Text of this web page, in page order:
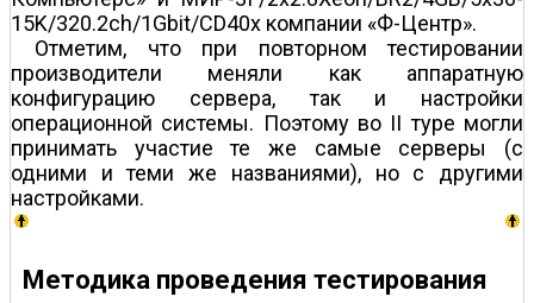
15K/320.2ch/1Gbit/CD40x компании «Ф-Центр».
Отметим, что при повторном тестировании
производители меняли как аппаратную
конфигурацию сервера, так и настройки
операционной системы. Поэтому во II туре могли
принимать участие те же самые серверы (с
одними и теми же названиями), но с другими
настройками.
Методика проведения тестирования